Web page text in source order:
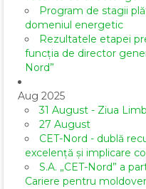
Program de stagii
domeniul energetic
Rezultatele etapei
funcția de director
Nord”
Aug 2025
31 August - Ziua
27 August
CET-Nord - dublă
excelență și implicare
S.A. „CET-Nord” a
Cariere pentru